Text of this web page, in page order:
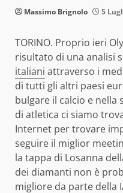
Massimo Brignolo 5
TORINO. Proprio ieri
risultato di una analisi
italiani attraverso i
di tutti gli altri paesi
bulgare il calcio e
di atletica ci siamo
Internet per trovare
seguire il miglior
la tappa di Losanna
dei diamanti non è
migliore da parte della